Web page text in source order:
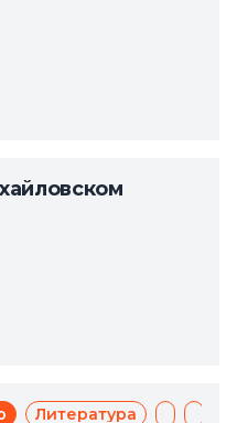
Литература Мюзикл